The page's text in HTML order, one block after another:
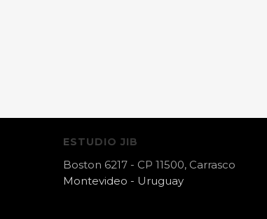
ESTUDIO JIB
Boston 6217 - CP 11500, Carrasco
Montevideo - Uruguay